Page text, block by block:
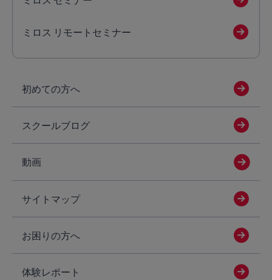
ミロス リモートセミナー
初めての方へ
スクールブログ
動画
サイトマップ
お困りの方へ
体験レポート